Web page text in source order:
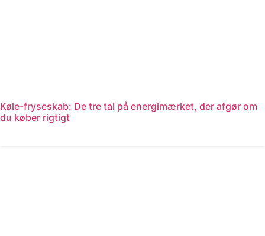
Køle-fryseskab: De tre tal på energimærket, der afgør om
du køber rigtigt